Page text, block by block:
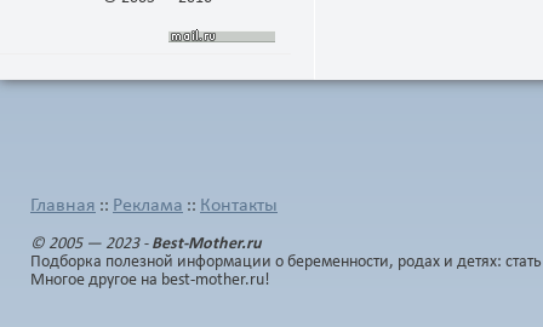
Главная :: Реклама :: Контакты
© 2005 — 2023 - Best-Mother.ru
Подборка полезной информации о беременности, родах и детях:
Многое другое на best-mother.ru!